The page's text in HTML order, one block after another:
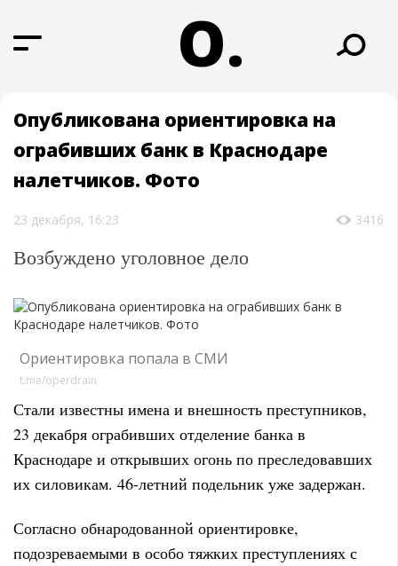
О.
Опубликована ориентировка на
ограбивших банк в Краснодаре
налетчиков. Фото
23 декабря, 16:23 3416
Возбуждено уголовное дело
Ориентировка попала в СМИ
t.me/operdrain
Стали известны имена и внешность преступников,
23 декабря ограбивших отделение банка в
Краснодаре и открывших огонь по преследовавших
их силовикам. 46-летний подельник уже задержан.
Согласно обнародованной ориентировке,
подозреваемыми в особо тяжких преступлениях с